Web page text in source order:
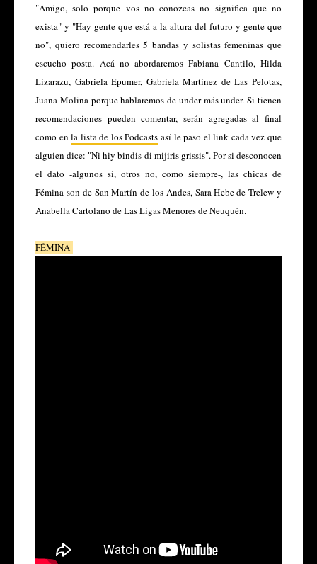
"Amigo, solo porque vos no conozcas no significa que no
exista" y "Hay gente que está a la altura del futuro y gente que
no", quiero recomendarles 5 bandas y solistas femeninas que
escucho posta. Acá no abordaremos Fabiana Cantilo, Hilda
Lizarazu, Gabriela Epumer, Gabriela Martínez de Las Pelotas,
Juana Molina porque hablaremos de under más under. Si tienen
recomendaciones pueden comentar, serán agregadas al final
como enla lista de los Podcasts así le paso el link cada vez que
alguien dice: "Ni hiy bindis di mijiris grissis". Por si desconocen
el dato -algunos sí, otros no, como siempre-, las chicas de
Fémina son de San Martín de los Andes, Sara Hebe de Trelew y
Anabella Cartolano de Las Ligas Menores de Neuquén.
FÉMINA